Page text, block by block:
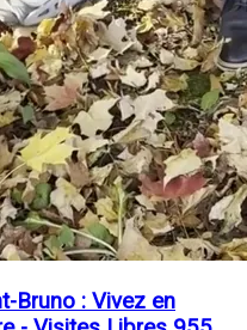
Bruno : Vivez en